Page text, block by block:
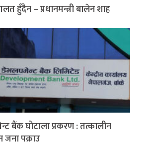
हुँदैन – प्रधानमन्त्री बालेन शाह
बैंक घोटाला प्रकरण : तत्कालीन
पक्राउ